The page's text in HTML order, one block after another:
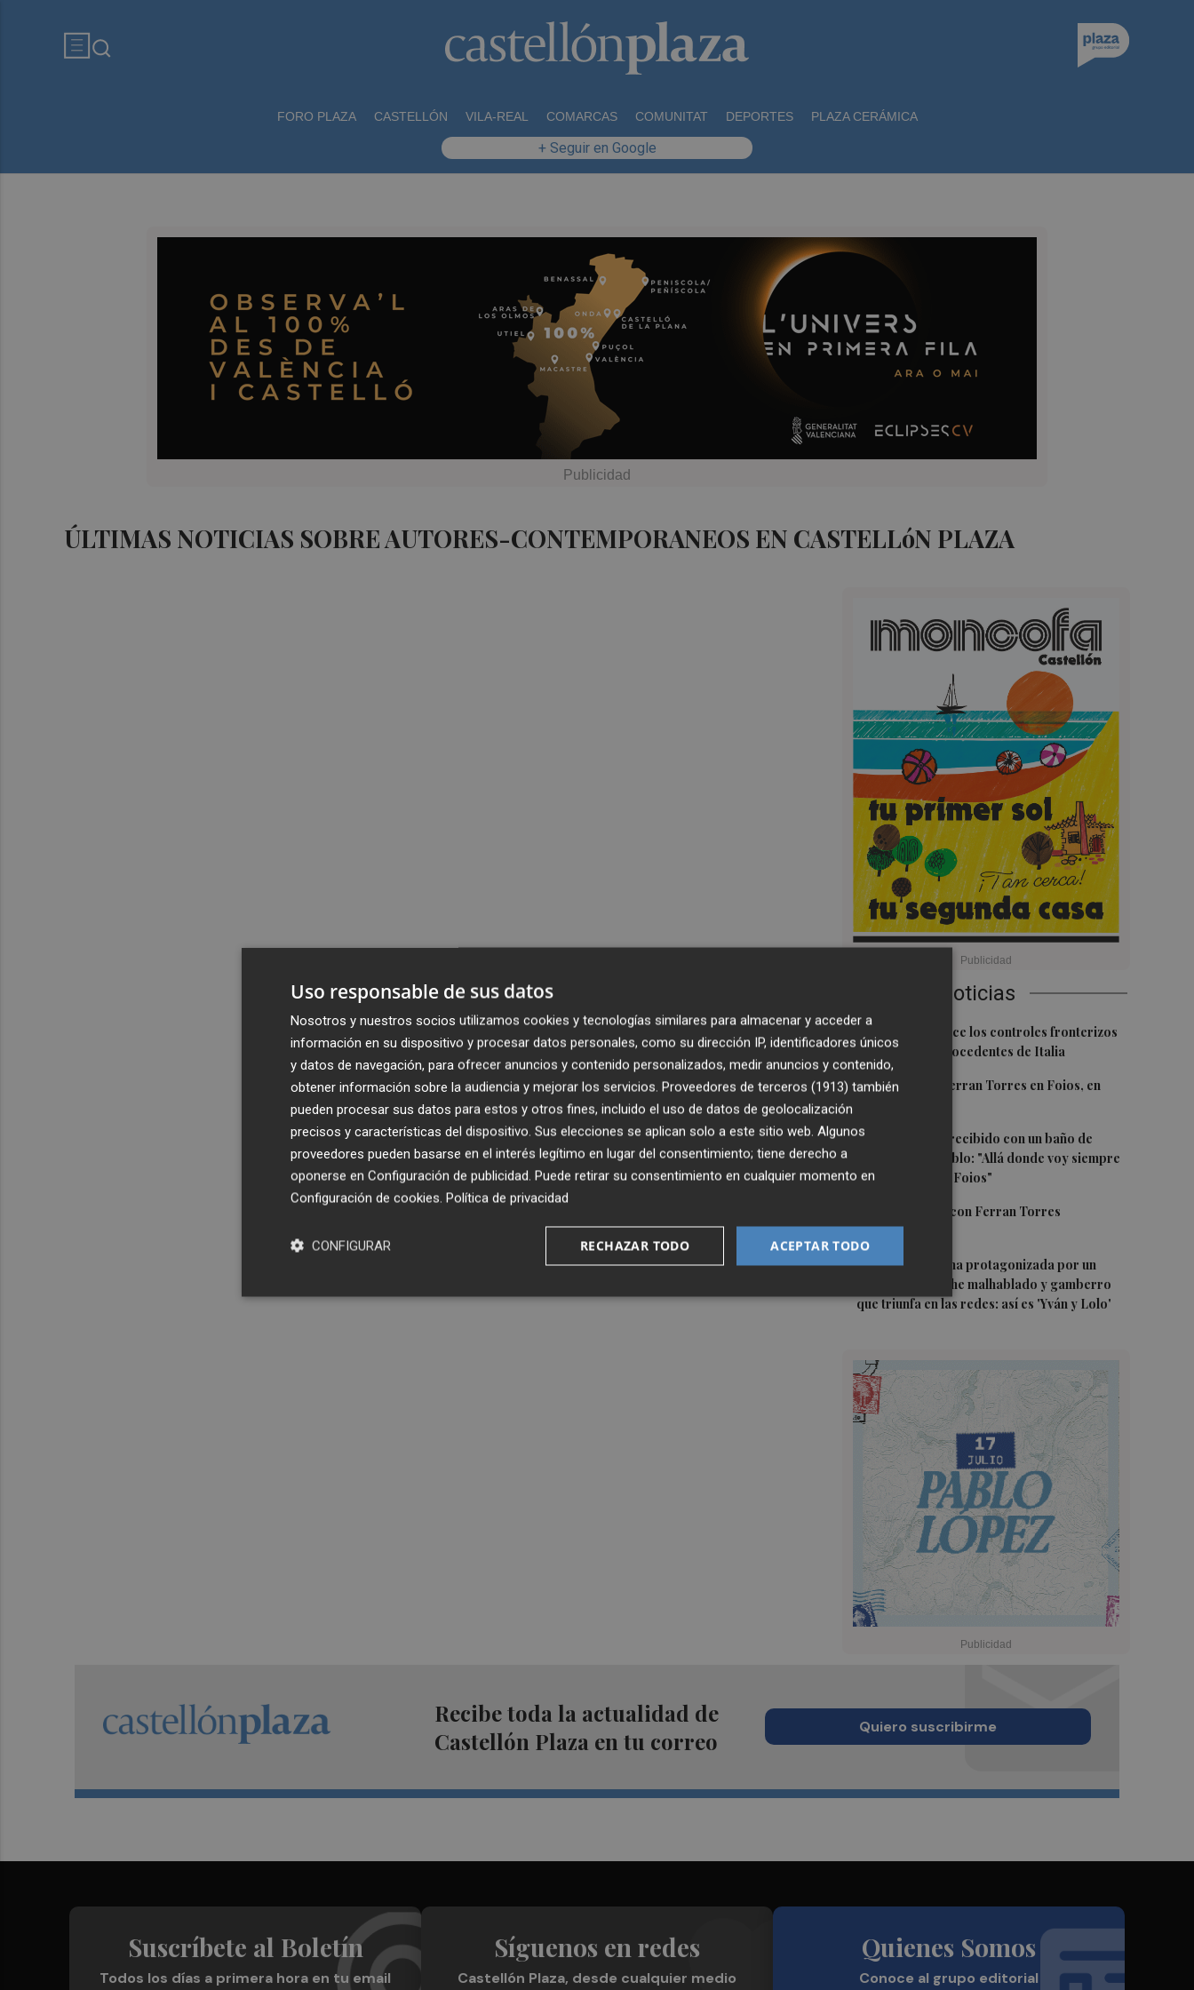
FORO PLAZA CASTELLÓN VILA-REAL COMARCAS COMUNITAT DEPORTES PLAZA CERÁMICA
+ Seguir en Google
ÚLTIMAS NOTICIAS SOBRE AUTORES-CONTEMPORANEOS EN CASTELLóN PLAZA
Últimas Noticias
1 España restablece los controles fronterizos
a los viajeros procedentes de Italia
2El homenaje a Ferran Torres en Foios, en
3Ferran Torres, recibido con un baño de
masas en su pueblo: "Allá donde voy siempre
digo que soy de Foios"
Foios se vuelca con Ferran Torres
5La serie murciana protagonizada por un
conejo de peluche malhablado y gamberro
que triunfa en las redes: así es 'Yván y Lolo'
Recibe toda la actualidad de
Castellón Plaza en tu correo
Quiero suscribirme
Suscríbete al Boletín
Todos los días a primera hora en tu email
Síguenos en redes
Castellón Plaza, desde cualquier medio
Quienes Somos
Conoce al grupo editorial
Uso responsable de sus datos
Nosotros y nuestros socios utilizamos cookies y tecnologías similares para almacenar y acceder a
información en su dispositivo y procesar datos personales, como su dirección IP, identificadores únicos
y datos de navegación, para ofrecer anuncios y contenido personalizados, medir anuncios y contenido,
obtener información sobre la audiencia y mejorar los servicios. Proveedores de terceros (1913) también
pueden procesar sus datos para estos y otros fines, incluido el uso de datos de geolocalización
precisos y características del dispositivo. Sus elecciones se aplican solo a este sitio web. Algunos
proveedores pueden basarse en el interés legítimo en lugar del consentimiento; tiene derecho a
oponerse en Configuración de publicidad. Puede retirar su consentimiento en cualquier momento en
Configuración de cookies. Política de privacidad
ACEPTAR TODO
RECHAZAR TODO
CONFIGURAR